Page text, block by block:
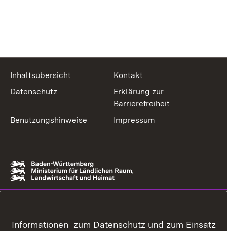
Inhaltsübersicht
Kontakt
Datenschutz
Erklärung zur
Barrierefreiheit
Benutzungshinweise
Impressum
Informationen zum Datenschutz und zum Einsatz